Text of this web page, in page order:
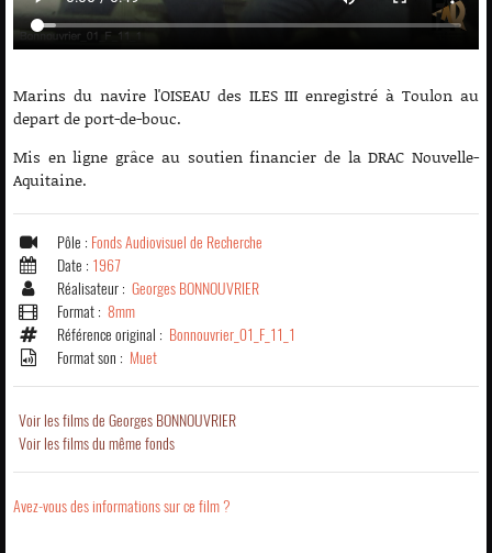
Marins du navire l'OISEAU des ILES III enregistré à Toulon au
depart de port-de-bouc.
Mis en ligne grâce au soutien financier de la DRAC Nouvelle-
Aquitaine.
Pôle : Fonds Audiovisuel de Recherche
Date : 1967
Réalisateur : Georges BONNOUVRIER
Format : 8mm
Référence original : Bonnouvrier_01_F_11_1
Format son : Muet
Voir les films de Georges BONNOUVRIER
Voir les films du même fonds
Avez-vous des informations sur ce film ?